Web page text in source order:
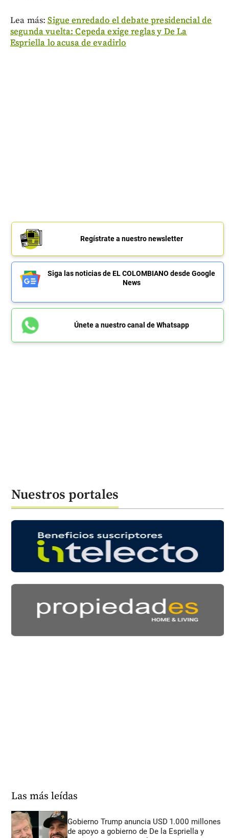
Lea más:Sigue enredado el debate presidencial de
segunda vuelta: Cepeda exige reglas y De La
Espriella lo acusa de evadirlo
Regístrate a nuestro newsletter
Siga las noticias de EL COLOMBIANO desde Google
News
Únete a nuestro canal de Whatsapp
Nuestros portales
Las más leídas
Gobierno Trump anuncia USD 1.000 millones
de apoyo a gobierno de De la Espriella y